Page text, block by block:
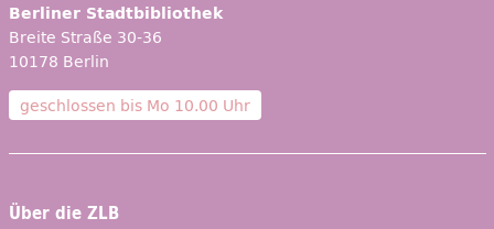
Berliner Stadtbibliothek
Breite Straße 30-36
10178 Berlin
geschlossen bis Mo 10.00 Uhr
Über die ZLB